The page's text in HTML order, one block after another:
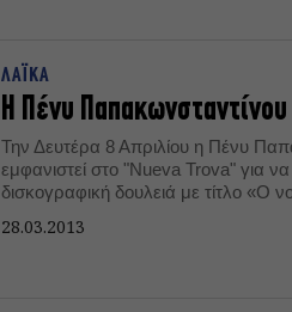
ΛΑΪΚΑ
Η Πένυ
Την Δευτέρα 8 Απριλίου η Πένυ
εμφανιστεί στο "Nueva Trova" για
δισκογραφική δουλειά με τίτλο «Ο
28.03.2013